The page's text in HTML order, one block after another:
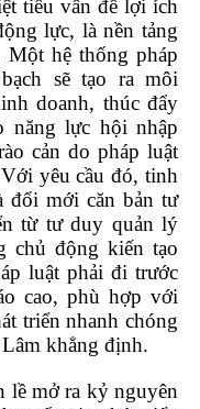
tiêu vấn đề lợi ích
lực, là nền tảng
Một hệ thống pháp
sẽ tạo ra môi
doanh, thúc đẩy
năng lực hội nhập
cản do pháp luật
yêu cầu đó, tinh
đổi mới căn bản tư
từ tư duy quản lý
chủ động kiến tạo
luật phải đi trước
cao, phù hợp với
triển nhanh chóng
khẳng định.
lề mở ra kỷ nguyên